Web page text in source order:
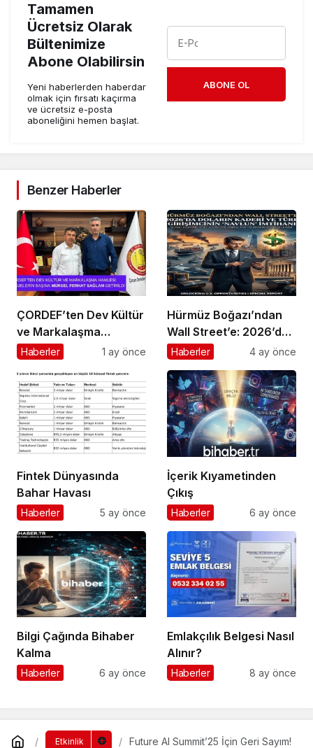
Tamamen
Ücretsiz Olarak
Bültenimize
Abone Olabilirsin
Yeni haberlerden haberdar
olmak için fırsatı kaçırma
ve ücretsiz e-posta
aboneliğini hemen başlat.
ABONE OL
Benzer Haberler
ÇORDEF’ten Dev Kültür
ve Markalaşma
Hamlesi: Projelerin
Sağlam Getirildi
Haberler 1 ay önce
Hürmüz Boğazı’ndan
Wall Street’e: 2026’da
Doların Kaderi ve Türk
İmtihanı
Haberler 4 ay önce
Fintek Dünyasında
Bahar Havası
Haberler 5 ay önce
İçerik Kıyametinden
Çıkış
Haberler 6 ay önce
Bilgi Çağında Bihaber
Kalma
Haberler 6 ay önce
Emlakçılık Belgesi Nasıl
Alınır?
Haberler 8 ay önce
Etkinlik Future AI Summit’25 İçin Geri Sayım!